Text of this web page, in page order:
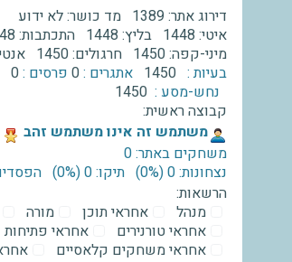
דירוג אתר:1389 מד כושר:לא ידוע
איטי: 1448 בליץ: 1448 התכתבות:
מיני-קפה:1450 חרגולים:1450
בעיות : 1450 אתגרים :0 פרסים :0
נחש-מסע : 1450
קבוצה ראשית:
‫משתמש זה אינו משתמש זהב‬
משחקים באתר: 0
נצחונות: 0 ‫(0%)‬
תיקו: 0 ‫(0%)‬
הפסדים: 0
הרשאות:
מנהל
אחראי תוכן מורה
אחראי טורנירים
אחראי פתיחות
אחראי משחקים קלאסיים